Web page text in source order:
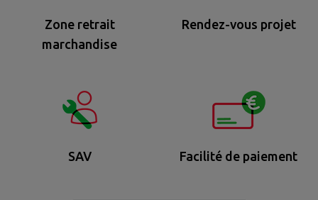
Zone retrait
marchandise
Rendez-vous projet
SAV Facilité de paiement